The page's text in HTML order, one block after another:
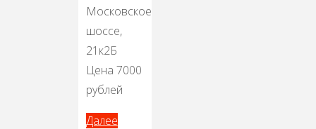
Московское
шоссе,
21к2Б
Цена 7000
рублей
ДалееДалее